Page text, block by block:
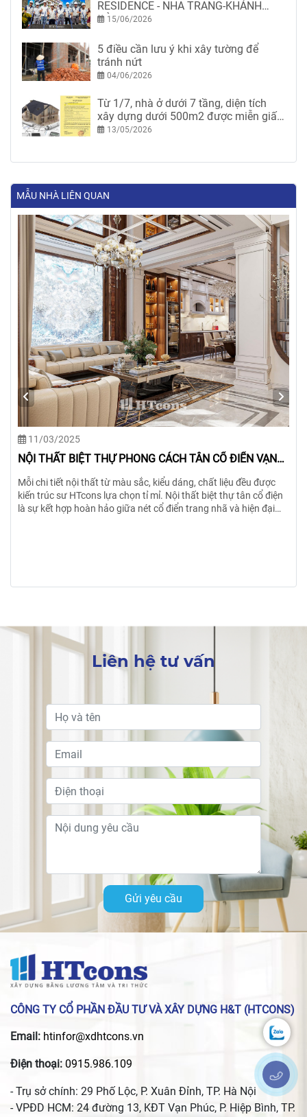
RESIDENCE - NHA TRANG-KHÁNH
HÒA15/06/2026
5 điều cần lưu ý khi xây tường để
tránh nứt
04/06/2026
Từ 1/7, nhà ở dưới 7 tầng, diện tích
xây dựng dưới 500m2 được miễn giấy
phép xây dựng
13/05/2026
MẪU NHÀ LIÊN QUAN
11/03/2025
NỘI THẤT BIỆT THỰ PHONG CÁCH TÂN CỔ ĐIỂN VẠN
NGƯỜI MÊ
Mỗi chi tiết nội thất từ màu sắc, kiểu dáng, chất liệu đều được
kiến trúc sư HTcons lựa chọn tỉ mỉ. Nội thất biệt thự tân cổ điện
là sự kết hợp hoàn hảo giữa nét cổ điển trang nhã và hiện đại
Liên hệ tư vấn
Gửi yêu cầu
CÔNG TY CỔ PHẦN ĐẦU TƯ VÀ XÂY DỰNG H&T (HTCONS)
Email: htinfor@xdhtcons.vn
Điện thoại: 0915.986.109
- Trụ sở chính: 29 Phố Lộc, P. Xuân Đỉnh, TP. Hà Nội
- VPĐD HCM: 24 đường 13, KĐT Vạn Phúc, P. Hiệp Bình, TP.